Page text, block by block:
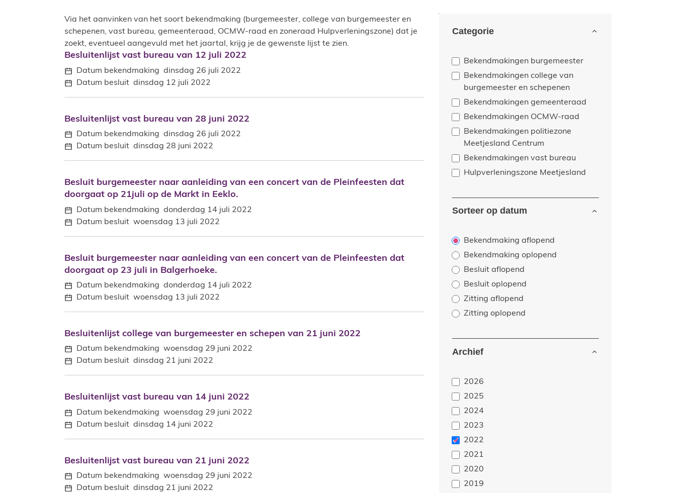
Categorie
Bekendmakingen burgemeester
Bekendmakingen college van
burgemeester en schepenen
Bekendmakingen gemeenteraad
Bekendmakingen OCMW-raad
Bekendmakingen politiezone
Meetjesland Centrum
Bekendmakingen vast bureau
Hulpverleningszone Meetjesland
Sorteer op datum
Bekendmaking aflopend
Bekendmaking oplopend
Besluit aflopend
Besluit oplopend
Zitting aflopend
Zitting oplopend
Archief
2026
2025
2024
2023
2022
2021
2020
2019
Via het aanvinken van het soort bekendmaking (burgemeester, college van burgemeester en
schepenen, vast bureau, gemeenteraad, OCMW-raad en zoneraad Hulpverleningszone) dat je
zoekt, eventueel aangevuld met het jaartal, krijg je de gewenste lijst te zien.
Bekendmakingen
Besluitenlijst vast bureau van 12 juli 2022
Besluitenlijst vast bureau van 12 juli 2022
Datum bekendmaking dinsdag 26 juli 2022
Datum besluit dinsdag 12 juli 2022
Besluitenlijst vast bureau van 28 juni 2022
Besluitenlijst vast bureau van 28 juni 2022
Datum bekendmaking dinsdag 26 juli 2022
Datum besluit dinsdag 28 juni 2022
Besluit burgemeester naar aanleiding van een concert van de Pleinfeesten dat doorgaat op 21juli op de Markt in Eeklo.
Besluit burgemeester naar aanleiding van een concert van de Pleinfeesten dat
doorgaat op 21juli op de Markt in Eeklo.
Datum bekendmaking donderdag 14 juli 2022
Datum besluit woensdag 13 juli 2022
Besluit burgemeester naar aanleiding van een concert van de Pleinfeesten dat doorgaat op 23 juli in Balgerhoeke.
Besluit burgemeester naar aanleiding van een concert van de Pleinfeesten dat
doorgaat op 23 juli in Balgerhoeke.
Datum bekendmaking donderdag 14 juli 2022
Datum besluit woensdag 13 juli 2022
Besluitenlijst college van burgemeester en schepen van 21 juni 2022
Besluitenlijst college van burgemeester en schepen van 21 juni 2022
Datum bekendmaking woensdag 29 juni 2022
Datum besluit dinsdag 21 juni 2022
Besluitenlijst vast bureau van 14 juni 2022
Besluitenlijst vast bureau van 14 juni 2022
Datum bekendmaking woensdag 29 juni 2022
Datum besluit dinsdag 14 juni 2022
Besluitenlijst vast bureau van 21 juni 2022
Besluitenlijst vast bureau van 21 juni 2022
Datum bekendmaking woensdag 29 juni 2022
Datum besluit dinsdag 21 juni 2022